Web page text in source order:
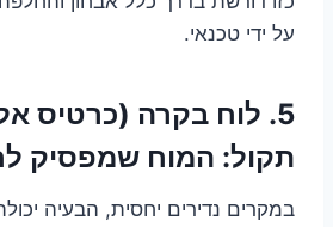
על ידי טכנאי.
5. לוח בקרה (כרטיס
תקול: המוח שמפסיק
במקרים נדירים יחסית, הבעיה